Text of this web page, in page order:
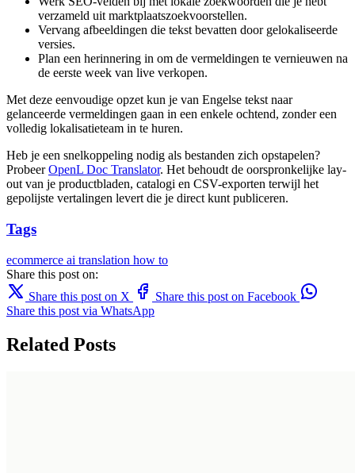
verzameld uit marktplaatszoekvoorstellen.
Vervang afbeeldingen die tekst bevatten door gelokaliseerde
versies.
Plan een herinnering in om de vermeldingen te vernieuwen na
de eerste week van live verkopen.
Met deze eenvoudige opzet kun je van Engelse tekst naar
gelanceerde vermeldingen gaan in een enkele ochtend, zonder een
volledig lokalisatieteam in te huren.
Heb je een snelkoppeling nodig als bestanden zich opstapelen?
ProbeerOpenL Doc Translator. Het behoudt de oorspronkelijke lay-
out van je productbladen, catalogi en CSV-exporten terwijl het
gepolijste vertalingen levert die je direct kunt publiceren.
Tags
ecommerce ai translation how to
Share this post on:
Share this post on X
Share this post on Facebook
Share this post via WhatsApp
Related Posts